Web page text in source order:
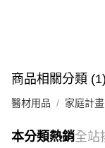
商品相關分類 (1)
醫材用品 家庭計畫
本分類熱銷全站